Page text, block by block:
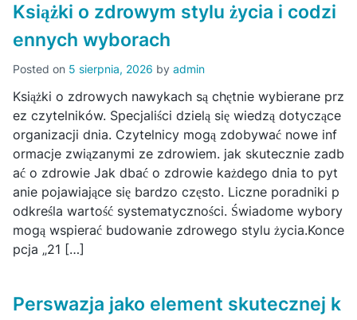
Książki o zdrowym stylu życia i codzi
ennych wyborach
Posted on 5 sierpnia, 2026 by admin
Książki o zdrowych nawykach są chętnie wybierane prz
ez czytelników. Specjaliści dzielą się wiedzą dotyczące
organizacji dnia. Czytelnicy mogą zdobywać nowe inf
ormacje związanymi ze zdrowiem. jak skutecznie zadb
ać o zdrowie Jak dbać o zdrowie każdego dnia to pyt
anie pojawiające się bardzo często. Liczne poradniki p
odkreśla wartość systematyczności. Świadome wybory
mogą wspierać budowanie zdrowego stylu życia.Konce
pcja „21 […]
Perswazja jako element skutecznej k